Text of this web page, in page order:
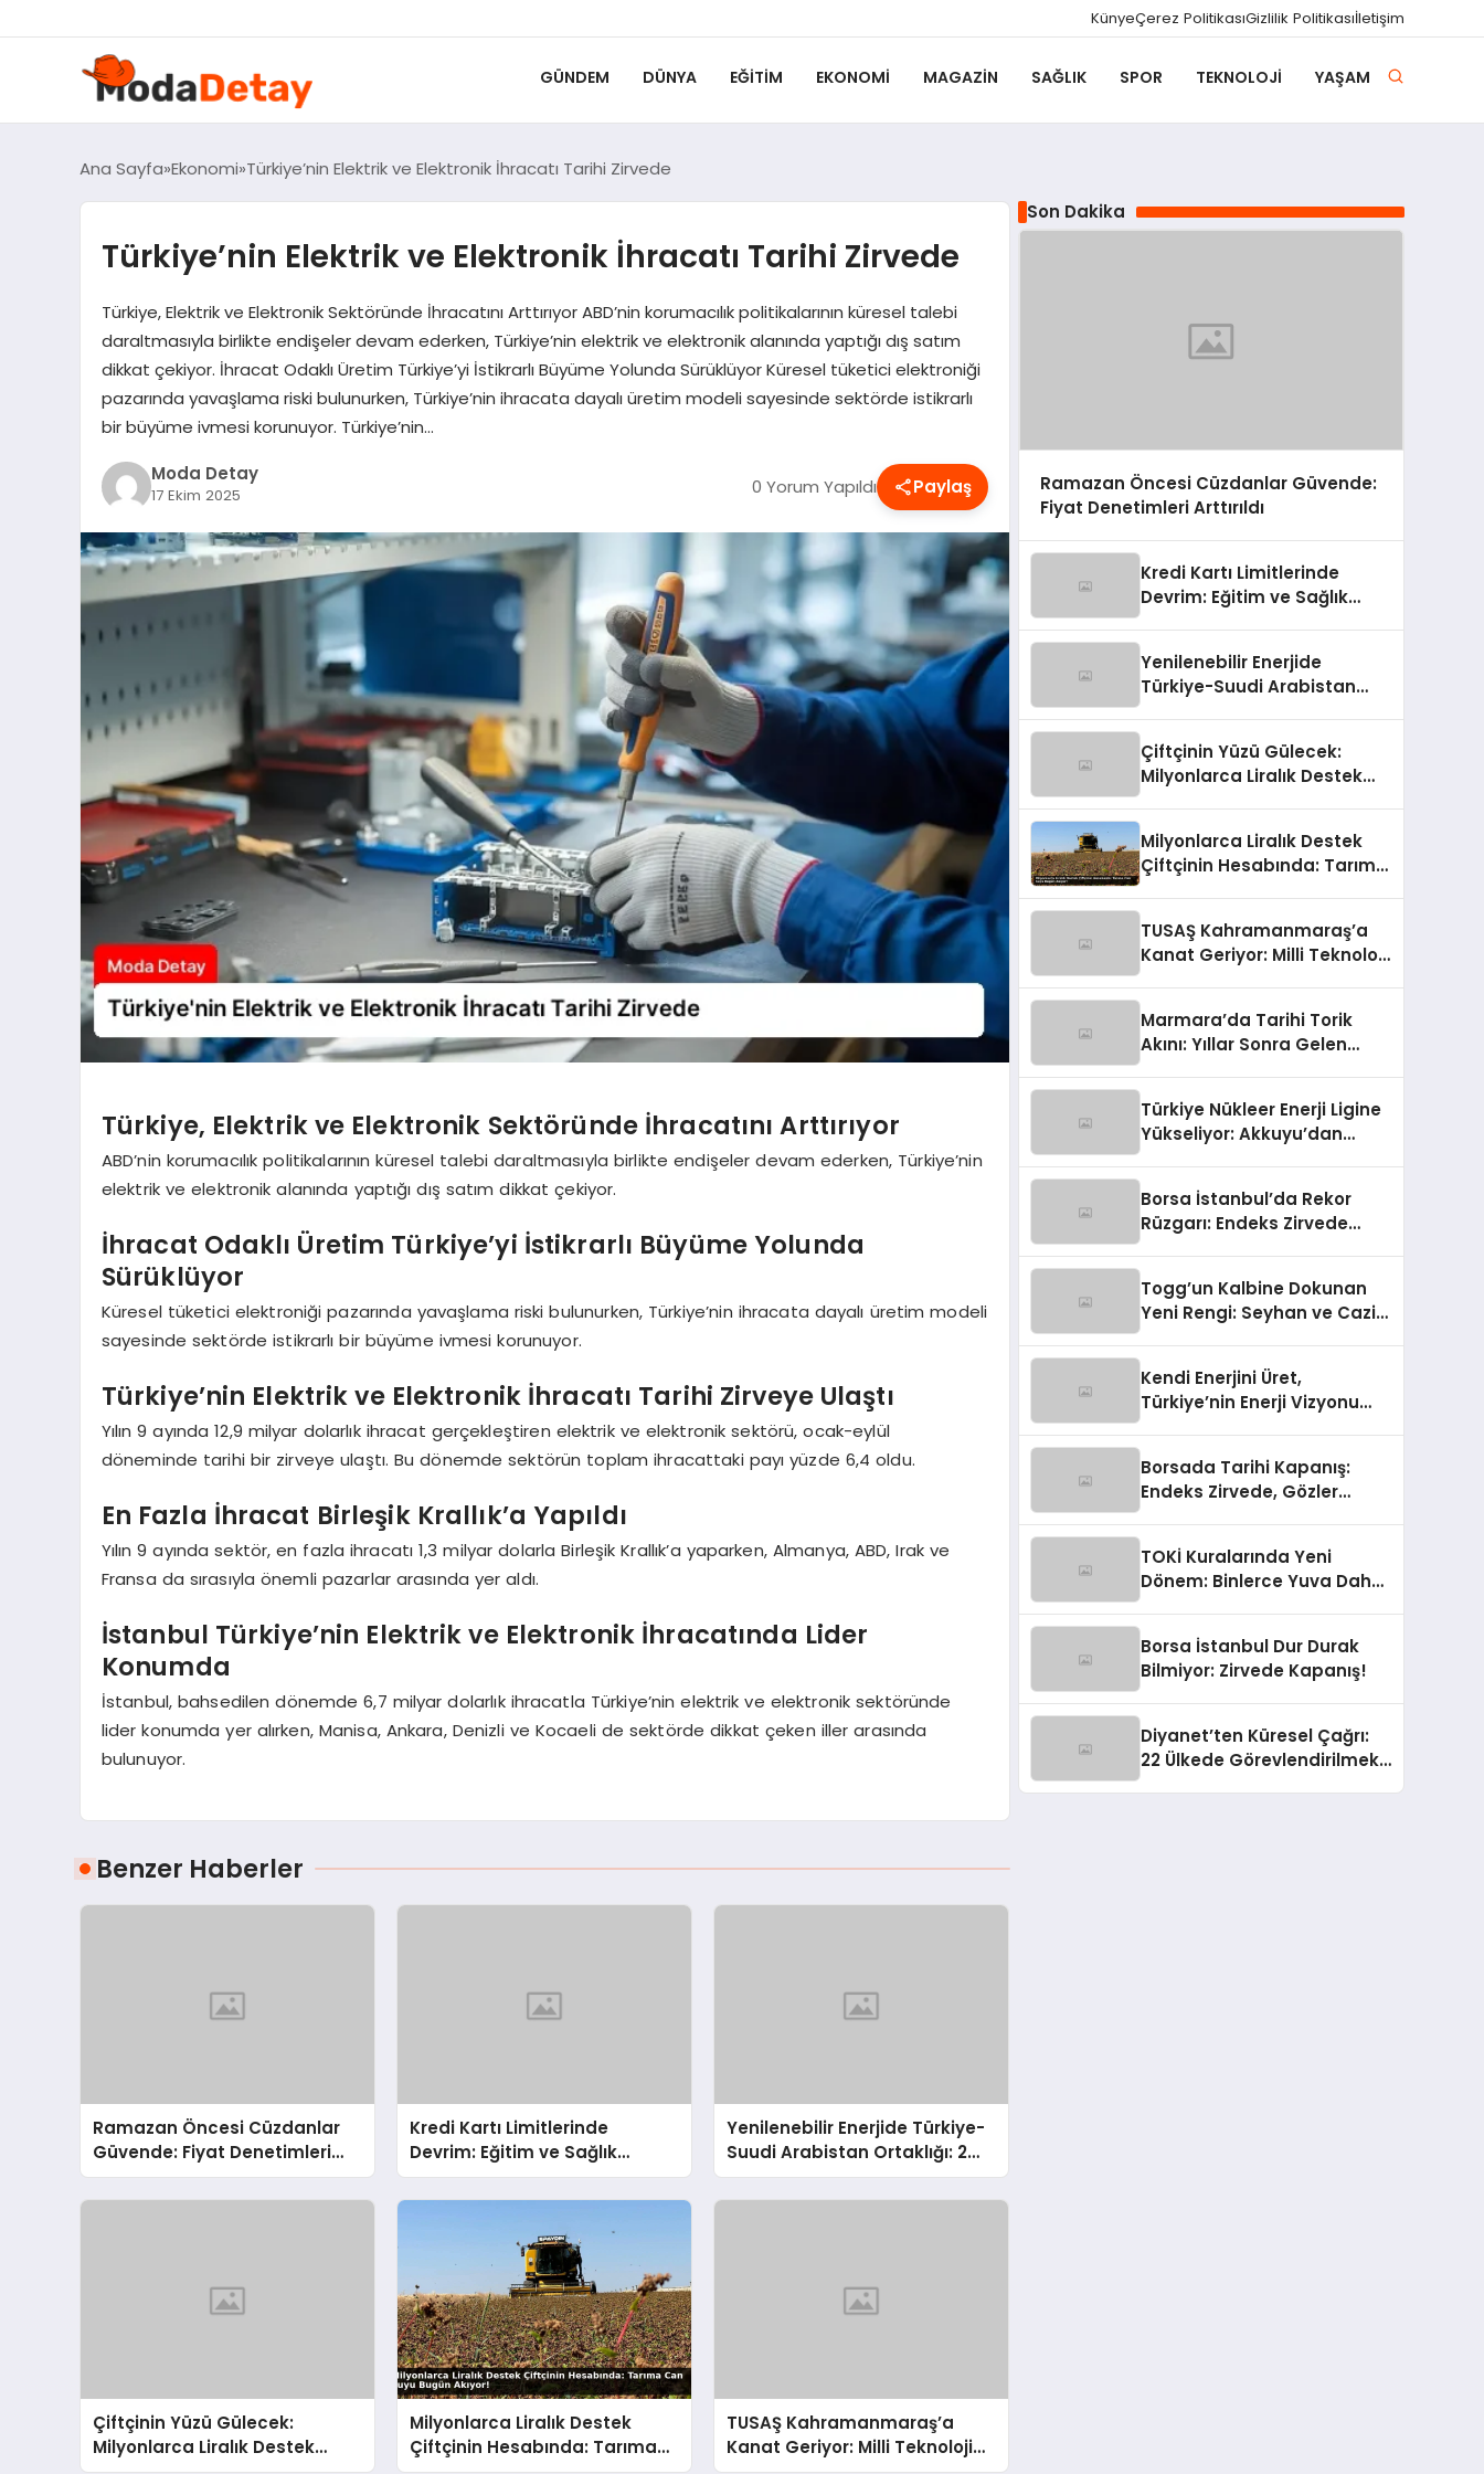
KünyeÇerez PolitikasıGizlilik Politikasıİletişim
GÜNDEM DÜNYA EĞITIM EKONOMI MAGAZIN SAĞLIK SPOR TEKNOLOJI YAŞAM
Ana Sayfa Ekonomi Türkiye’nin Elektrik ve Elektronik İhracatı Tarihi Zirvede
Türkiye’nin Elektrik ve Elektronik İhracatı Tarihi Zirvede
Türkiye, Elektrik ve Elektronik Sektöründe İhracatını Arttırıyor ABD’nin korumacılık politikalarının küresel talebi
daraltmasıyla birlikte endişeler devam ederken, Türkiye’nin elektrik ve elektronik alanında yaptığı dış satım
dikkat çekiyor. İhracat Odaklı Üretim Türkiye’yi İstikrarlı Büyüme Yolunda Sürüklüyor Küresel tüketici elektroniği
pazarında yavaşlama riski bulunurken, Türkiye’nin ihracata dayalı üretim modeli sayesinde sektörde istikrarlı
bir büyüme ivmesi korunuyor. Türkiye’nin…
Moda Detay
17 Ekim 2025 0 Yorum Yapıldı Paylaş
Türkiye, Elektrik ve Elektronik Sektöründe İhracatını Arttırıyor
ABD’nin korumacılık politikalarının küresel talebi daraltmasıyla birlikte endişeler devam ederken, Türkiye’nin
elektrik ve elektronik alanında yaptığı dış satım dikkat çekiyor.
İhracat Odaklı Üretim Türkiye’yi İstikrarlı Büyüme Yolunda
Sürüklüyor
Küresel tüketici elektroniği pazarında yavaşlama riski bulunurken, Türkiye’nin ihracata dayalı üretim modeli
sayesinde sektörde istikrarlı bir büyüme ivmesi korunuyor.
Türkiye’nin Elektrik ve Elektronik İhracatı Tarihi Zirveye Ulaştı
Yılın 9 ayında 12,9 milyar dolarlık ihracat gerçekleştiren elektrik ve elektronik sektörü, ocak-eylül
döneminde tarihi bir zirveye ulaştı. Bu dönemde sektörün toplam ihracattaki payı yüzde 6,4 oldu.
En Fazla İhracat Birleşik Krallık’a Yapıldı
Yılın 9 ayında sektör, en fazla ihracatı 1,3 milyar dolarla Birleşik Krallık’a yaparken, Almanya, ABD, Irak ve
Fransa da sırasıyla önemli pazarlar arasında yer aldı.
İstanbul Türkiye’nin Elektrik ve Elektronik İhracatında Lider
Konumda
İstanbul, bahsedilen dönemde 6,7 milyar dolarlık ihracatla Türkiye’nin elektrik ve elektronik sektöründe
lider konumda yer alırken, Manisa, Ankara, Denizli ve Kocaeli de sektörde dikkat çeken iller arasında
bulunuyor.
Benzer Haberler
Ramazan Öncesi Cüzdanlar
Güvende: Fiyat Denetimleri
Arttırıldı
Kredi Kartı Limitlerinde
Devrim: Eğitim ve Sağlık
Harcamalarına Ayrıcalıklı Yol!
Yenilenebilir Enerjide Türkiye-
Suudi Arabistan Ortaklığı: 2
Milyar Dolarlık İmza
Çiftçinin Yüzü Gülecek:
Milyonlarca Liralık Destek
Milyonlarca Liralık Destek
Çiftçinin Hesabında: Tarıma
TUSAŞ Kahramanmaraş’a
Kanat Geriyor: Milli Teknoloji
Son Dakika
Ramazan Öncesi Cüzdanlar Güvende:
Fiyat Denetimleri Arttırıldı
Kredi Kartı Limitlerinde
Devrim: Eğitim ve Sağlık
Yenilenebilir Enerjide
Türkiye-Suudi Arabistan
Çiftçinin Yüzü Gülecek:
Milyonlarca Liralık Destek
Milyonlarca Liralık Destek
Çiftçinin Hesabında: Tarıma
TUSAŞ Kahramanmaraş’a
Kanat Geriyor: Milli Teknoloji
Marmara’da Tarihi Torik
Akını: Yıllar Sonra Gelen
Türkiye Nükleer Enerji Ligine
Yükseliyor: Akkuyu’dan
Borsa İstanbul’da Rekor
Rüzgarı: Endeks Zirvede
Togg’un Kalbine Dokunan
Yeni Rengi: Seyhan ve Cazip
Kendi Enerjini Üret,
Türkiye’nin Enerji Vizyonu
Borsada Tarihi Kapanış:
Endeks Zirvede, Gözler
TOKİ Kuralarında Yeni
Dönem: Binlerce Yuva Daha
Borsa İstanbul Dur Durak
Bilmiyor: Zirvede Kapanış!
Diyanet’ten Küresel Çağrı:
22 Ülkede Görevlendirilmek